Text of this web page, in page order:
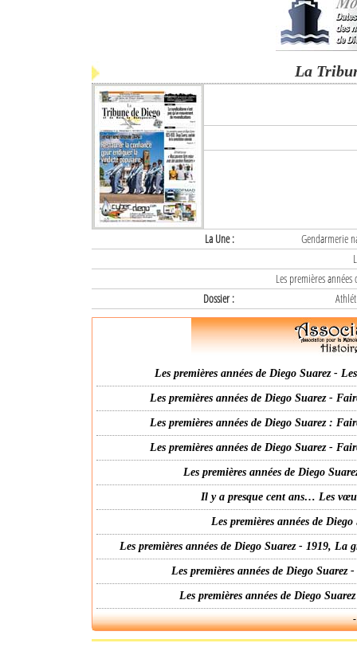
La
La Une :
Gendarmerie
Les premières
Dossier :
Les premières années de Diego Suarez -
Les premières années de Diego Suarez -
Les premières années de Diego Suarez :
Les premières années de Diego Suarez -
Les premières années de Diego
Il y a presque cent ans… Les
Les premières années de
Les premières années de Diego Suarez - 1919,
Les premières années de Diego
Les premières années de Diego